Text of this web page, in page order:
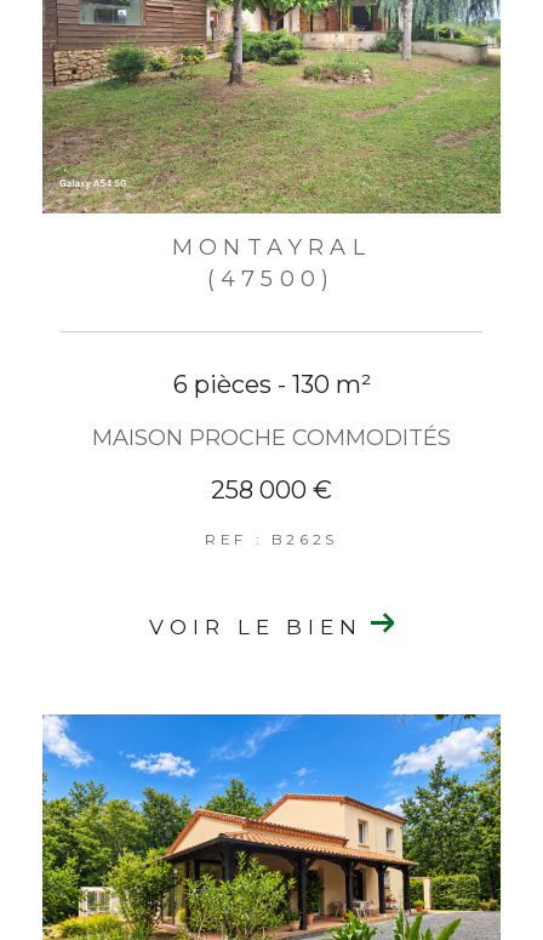
MONTAYRAL
(47500)
6 pièces - 130 m²
MAISON PROCHE COMMODITÉS
258 000 €
REF : B262S
VOIR LE BIEN